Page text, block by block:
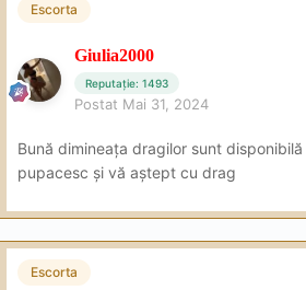
Escorta
Giulia2000
Reputație: 1493
Postat Mai 31, 2024
Bună dimineața dragilor sunt
pupacesc și vă aștept cu drag
Escorta